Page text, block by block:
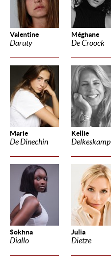
Valentine
Daruty
Méghane
De Croock
Marie
De Dinechin
Kellie
Delkeskamp
Sokhna
Diallo
Julia
Dietze